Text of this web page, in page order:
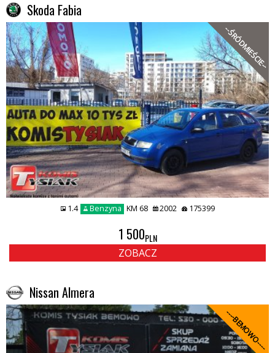
Skoda Fabia
--ŚRÓDMIEŚCIE--
1.4 Benzyna KM 68 2002 175399
1 500PLN
ZOBACZ
Nissan Almera
----BEMOWO----